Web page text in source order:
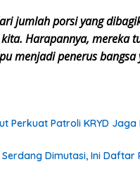
jumlah porsi yang
Harapannya, mereka
menjadi penerus bangsa
Perkuat Patroli KRYD
Dimutasi, Ini Daftar